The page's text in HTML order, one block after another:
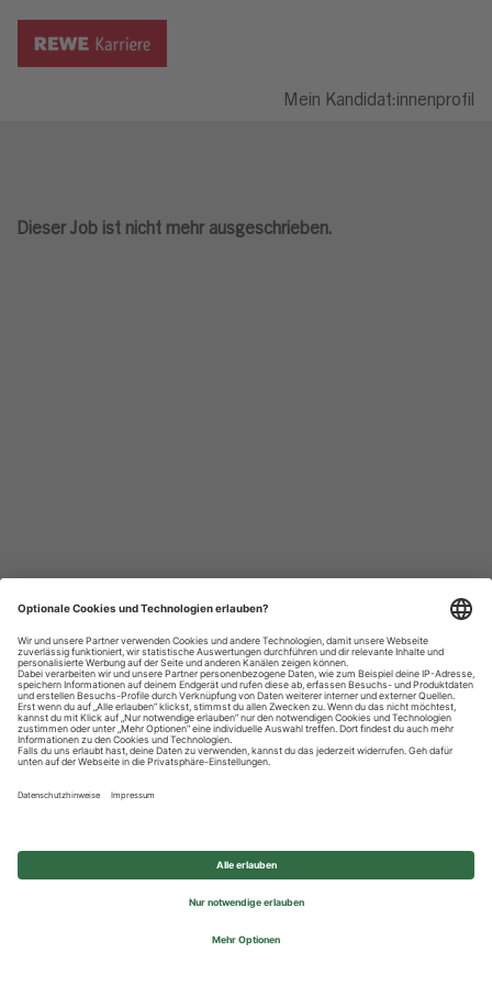
Mein Kandidat:innenprofil
Dieser Job ist nicht mehr ausgeschrieben.
Datenschutzhinweise
Impressum
Privatsphäre-Einstellungen
© 2026 REWE Group - All rights reserved